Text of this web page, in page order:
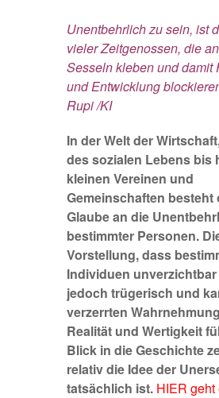
Unentbehrlich zu sein, ist
vieler Zeitgenossen, die
Sesseln kleben und damit
und Entwicklung
Rupi /KI
In der Welt der
des sozialen Lebens bis
kleinen Vereinen und
Gemeinschaften besteht
Glaube an die
bestimmter Personen.
Vorstellung, dass
Individuen
jedoch trügerisch und
verzerrten
Realität und Wertigkeit
Blick in die Geschichte
relativ die Idee der
tatsächlich ist. HIER